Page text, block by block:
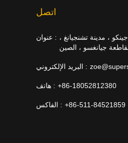
اتصل
عنوان : ، مدينة تشنجيانغ ،
البريد الإلكتروني :
هاتف : +86-18052812380
الفاكس : +86-511-84521859